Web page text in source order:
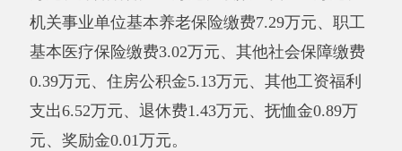
元，增长0%，主要原因是2019年度我单位无公
务接待费支出。 具体情况如下：
因公出国（境）费支出0万元，开支内容包
括：无。单位全年安排的因公出国（境）团组0
个，因公出国（境）0人次。